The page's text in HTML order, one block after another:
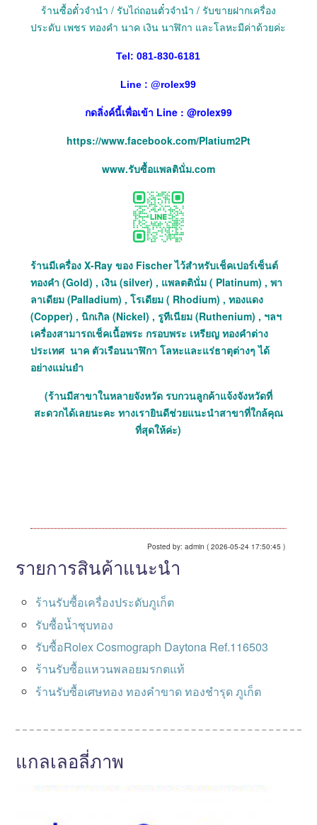
ร้านซื้อตั๋วจำนำ / รับไถ่ถอนตั๋วจำนำ / รับขายฝากเครื่อง
ประดับ เพชร ทองคำ นาค เงิน นาฬิกา และโลหะมีค่าด้วยค่ะ
Tel: 081-830-6181
Line : @rolex99
กดลิ่งค์นี้เพื่อเข้า Line : @rolex99
https://www.facebook.com/Platium2Pt
www.รับซื้อแพลตินั่ม.com
ร้านมีเครื่อง X-Ray ของ Fischer ไว้สำหรับเช็คเปอร์เซ็นต์
ทองคำ (Gold) , เงิน (silver) , แพลตตินั่ม ( Platinum) , พา
ลาเดียม (Palladium) , โรเดียม ( Rhodium) , ทองแดง
(Copper) , นิกเกิล (Nickel) , รูทีเนียม (Ruthenium) , ฯลฯ
เครื่องสามารถเช็คเนื้อพระ กรอบพระ เหรียญ ทองคำต่าง
ประเทศ นาค ตัวเรือนนาฬิกา โลหะและแร่ธาตุต่างๆ ได้
อย่างแม่นยำ
(ร้านมีสาขาในหลายจังหวัด รบกวนลูกค้าแจ้งจังหวัดที่
สะดวกได้เลยนะคะ ทางเรายินดีช่วยแนะนำสาขาที่ใกล้คุณ
ที่สุดให้ค่ะ)
Posted by: admin ( 2026-05-24 17:50:45 )
รายการสินค้าแนะนำ
ร้านรับซื้อเครื่องประดับภูเก็ต
รับซื้อน้ำชุบทอง
รับซื้อRolex Cosmograph Daytona Ref.116503
ร้านรับซื้อแหวนพลอยมรกตแท้
ร้านรับซื้อเศษทอง ทองคำขาด ทองชำรุด ภูเก็ต
แกลเลอลี่ภาพ